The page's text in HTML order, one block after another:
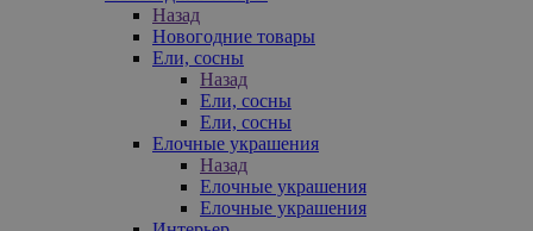
Назад
Новогодние товары
Ели, сосны
Назад
Ели, сосны
Ели, сосны
Елочные украшения
Назад
Елочные украшения
Елочные украшения